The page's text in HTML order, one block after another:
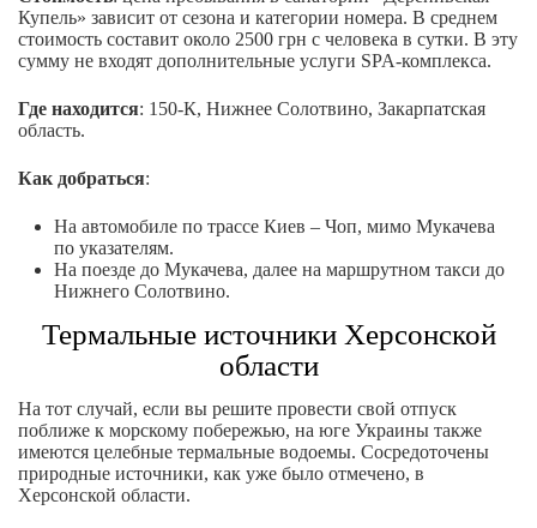
Купель» зависит от сезона и категории номера. В среднем
стоимость составит около 2500 грн с человека в сутки. В эту
сумму не входят дополнительные услуги SPA-комплекса.
Где находится: 150-К, Нижнее Солотвино, Закарпатская
область.
Как добраться:
На автомобиле по трассе Киев – Чоп, мимо Мукачева
по указателям.
На поезде до Мукачева, далее на маршрутном такси до
Нижнего Солотвино.
Термальные источники Херсонской
области
На тот случай, если вы решите провести свой отпуск
поближе к морскому побережью, на юге Украины также
имеются целебные термальные водоемы. Сосредоточены
природные источники, как уже было отмечено, в
Херсонской области.